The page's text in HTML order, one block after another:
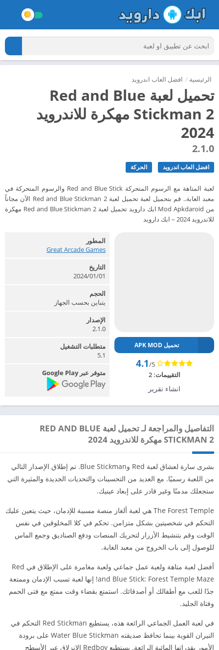
الرئيسية / افضل العاب اندرويد
تحميل لعبة Red and Blue
Stickman 2 مهكرة للاندرويد
2024
2.1.0
افضل العاب اندرويد الحركة
لعبة المتاهة مع الرسوم المتحركة Red and Blue Stick والرسوم المتحركة في
معبد الغابة.. قم بتحميل لعبة تحميل لعبة Red and Blue Stickman 2 الآن مجاناً
من Mod Apkdaroid ابك دارويد تحميل لعبة Red and Blue Stickman 2 مهكرة
للاندرويد 2024 – ابك دارويد
تحميل APK MOD
4.1/5
التقييمات:2
انشاء تقرير
المطور
Great Arcade Games‏
التاريخ
2024/01/01
الحجم
يتباين بحسب الجهاز
الإصدار
2.1.0
متطلبات التشغيل
5.1
متوفر عبر Google Play
التفاصيل والمراجعة لـ تحميل لعبة RED AND BLUE
STICKMAN 2 مهكرة للاندرويد 2024
بشرى سارة لعشاق لعبة Red وBlue Stickman. تم إطلاق الإصدار التالي
من اللعبة رسميًا. مع العديد من التحسينات والتحديات الجديدة والمثيرة التي
ستجعلك مدمنًا وغير قادر على إبعاد عينيك.
The Forest Temple هي لعبة ألغاز منصة مسببة للإدمان، حيث يتعين عليك
التحكم في شخصيتين بشكل متزامن. تحكم في كلا المخلوقين في نفس
الوقت وقم بتنشيط الأزرار لتحريك المنصات ودفع الصناديق وجمع الماس
للوصول إلى باب الخروج من معبد الغابة.
أفضل لعبة متاهة ولعبة عمل جماعي ولعبة مغامرة على الإطلاق في Red
and Blue Stick: Forest Temple Maze! إنها لعبة تسبب الإدمان وممتعة
جدًا للعب مع أطفالك أو أصدقائك. استمتع بقضاء وقت ممتع مع فتى الحمم
وفتاة الجليد.
في لعبة العمل الجماعي الرائعة هذه، يستطيع Red Stickman التحكم في
النيران القوية بينما تحافظ صديقته Water Blue Stickman على برودة
الأمور بقدراتها المائية الرائعة. يستطيع Redboy الانزلاق عبر الأسطح